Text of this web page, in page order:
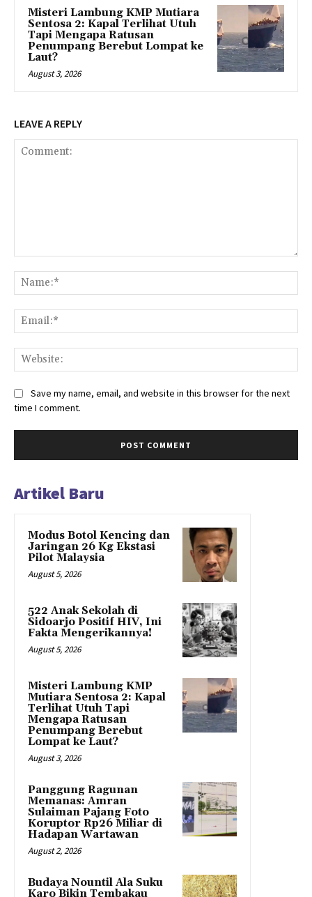
Misteri Lambung KMP Mutiara
Sentosa 2: Kapal Terlihat Utuh
Tapi Mengapa Ratusan
Penumpang Berebut Lompat ke
Laut?
August 3, 2026
LEAVE A REPLY
Save my name, email, and website in this browser for the next
time I comment.
Artikel Baru
Modus Botol Kencing dan
Jaringan 26 Kg Ekstasi
Pilot Malaysia
August 5, 2026
522 Anak Sekolah di
Sidoarjo Positif HIV, Ini
Fakta Mengerikannya!
August 5, 2026
Misteri Lambung KMP
Mutiara Sentosa 2: Kapal
Terlihat Utuh Tapi
Mengapa Ratusan
Penumpang Berebut
Lompat ke Laut?
August 3, 2026
Panggung Ragunan
Memanas: Amran
Sulaiman Pajang Foto
Koruptor Rp26 Miliar di
Hadapan Wartawan
August 2, 2026
Budaya Nountil Ala Suku
Karo Bikin Tembakau